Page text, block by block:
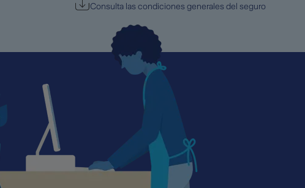
Consulta las condiciones generales del seguro